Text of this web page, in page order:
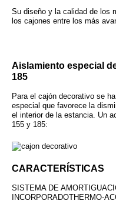
Su diseño y lacalidad de los
los cajones entre los más
Aislamiento especial
185
Para el cajón decorativo se
especial que favorece la
el interior de la estancia. Un
155 y 185:
CARACTERÍSTICAS
SISTEMA DE
INCORPORADOTHERMO-